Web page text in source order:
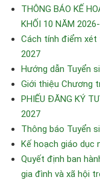
THÔNG BÁO KẾ
KHỐI 10 NĂM
Cách tính điểm xét
2027
Hướng dẫn Tuyển
Giới thiệu Chương
PHIẾU ĐĂNG KÝ
2027
Thông báo Tuyển
Kế hoạch giáo dục
Quyết định ban
gia đình và xã hội